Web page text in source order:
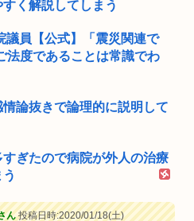
く解説してしまう
議員【公式】「震災関連で
法度であることは常識でわ
論抜きで論理的に説明して
ぎたので病院が外人の治療
ん投稿日時:2020/01/18(土)